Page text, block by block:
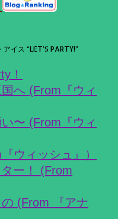
イス “LET’S PARTY!”
！
へ (From『ウィ
〜 (From『ウィ
ウィッシュ』）
ー！ (From
(From 『アナ